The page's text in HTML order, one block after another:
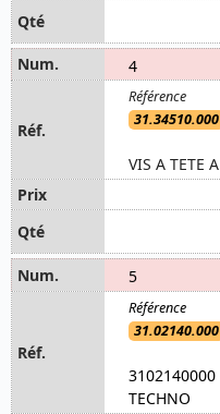
4
31.34510.000
VIS A TETE
5
31.02140.000
3102140000
TECHNO